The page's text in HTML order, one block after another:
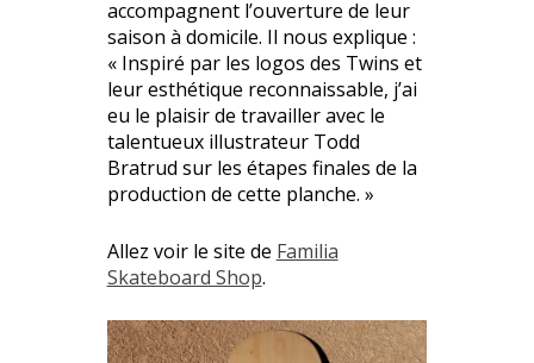
accompagnent l’ouverture de leur
saison à domicile. Il nous explique :
« Inspiré par les logos des Twins et
leur esthétique reconnaissable, j’ai
eu le plaisir de travailler avec le
talentueux illustrateur Todd
Bratrud sur les étapes finales de la
production de cette planche. »
Allez voir le site de Familia
Skateboard Shop.